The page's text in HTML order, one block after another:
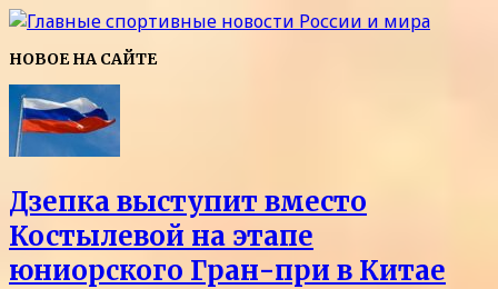
НОВОЕ НА САЙТЕ
Дзепка выступит вместо
Костылевой на этапе
юниорского Гран-при в Китае